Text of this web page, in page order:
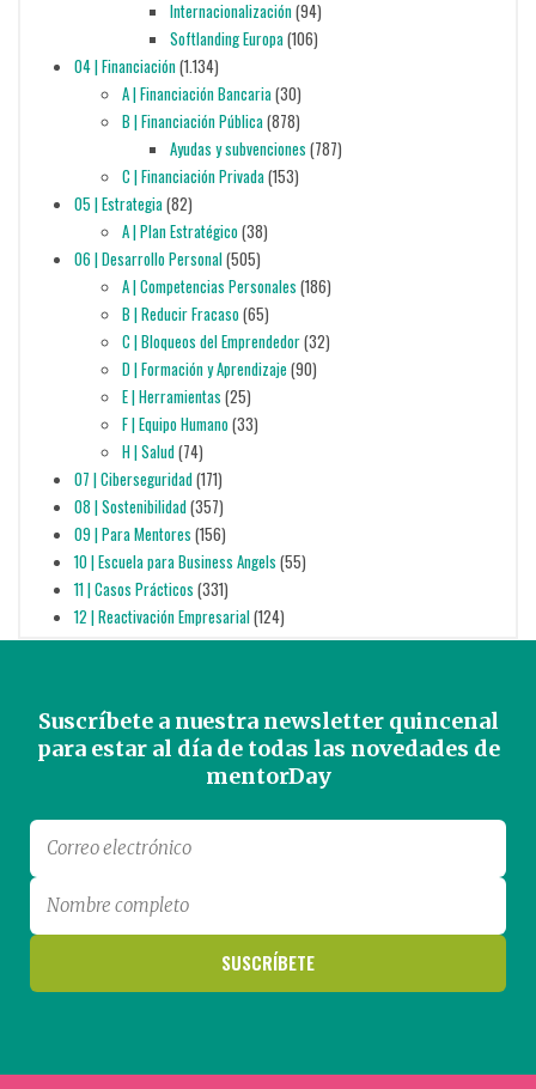
Internacionalización(94)
Softlanding Europa(106)
04 | Financiación(1.134)
A | Financiación Bancaria(30)
B | Financiación Pública(878)
Ayudas y subvenciones (787)
C | Financiación Privada(153)
05 | Estrategia(82)
A | Plan Estratégico(38)
06 | Desarrollo Personal(505)
A | Competencias Personales (186)
B | Reducir Fracaso(65)
C | Bloqueos del Emprendedor(32)
D | Formación y Aprendizaje (90)
E | Herramientas (25)
F | Equipo Humano(33)
H | Salud(74)
07 | Ciberseguridad(171)
08 | Sostenibilidad(357)
09 | Para Mentores (156)
10 | Escuela para Business Angels (55)
11 | Casos Prácticos (331)
12 | Reactivación Empresarial(124)
Suscríbete a nuestra newsletter quincenal
para estar al día de todas las novedades de
mentorDay